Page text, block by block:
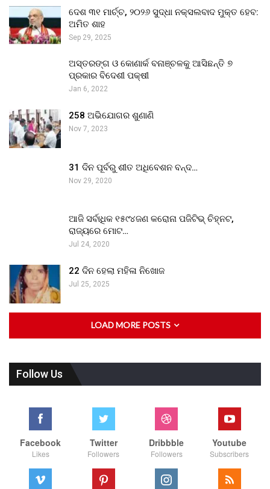
ଦେଶ ୩୧ ମାର୍ଚ୍ଚ, ୨୦୨୬ ସୁଦ୍ଧା ନକ୍ସଲବାଦ ମୁକ୍ତ ହେବ:
ଅମିତ ଶାହ
Sep 29, 2025
ଅସ୍ତରଙ୍ଗ ଓ କୋଣାର୍କ ବନାଞ୍ଚଳକୁ ଆସିଛନ୍ତି ୭
ପ୍ରକାର ବିଦେଶୀ ପକ୍ଷୀ
Jan 6, 2022
258 ଅଭିଯୋଗର ଶୁଣାଣି
Nov 7, 2023
31 ଦିନ ପୂର୍ବରୁ ଶୀତ ଅଧିବେଶନ ବନ୍ଦ…
Nov 29, 2020
ଆଜି ସର୍ବାଧିକ ୧୫୯୪ଜଣ କରୋନା ପଜିଟିଭ୍ ଚିହ୍ନଟ,
ରାଜ୍ୟରେ ମୋଟ…
Jul 24, 2020
22 ଦିନ ହେଲା ମହିଳା ନିଖୋଜ
Jul 25, 2025
LOAD MORE POSTS
Follow Us
Facebook
Likes
Twitter
Followers
Dribbble
Followers
Youtube
Subscribers